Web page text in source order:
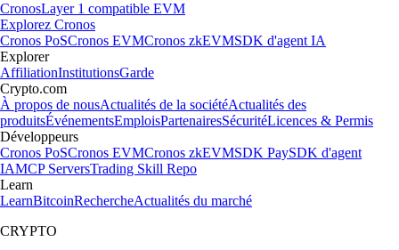
CronosLayer 1 compatible EVM
Explorez Cronos
Cronos PoSCronos EVMCronos zkEVMSDK d'agent IA
Explorer
AffiliationInstitutionsGarde
Crypto.com
À propos de nousActualités de la sociétéActualités des
produitsÉvénementsEmploisPartenairesSécuritéLicences & Permis
Développeurs
Cronos PoSCronos EVMCronos zkEVMSDK PaySDK d'agent
IAMCP ServersTrading Skill Repo
Learn
LearnBitcoinRechercheActualités du marché
CRYPTO